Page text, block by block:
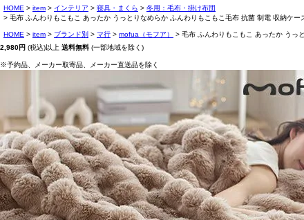
HOME item インテリア 寝具・まくら
冬用：毛布・掛け布団
毛布 ふんわりもこもこ あったか うっとりなめらか ふんわりもこもこ毛布 抗菌 制電 収納ケ
HOME item ブランド別 マ行 mofua（モフア）
毛布 ふんわりもこもこ あったか うっ
2,980円 (税込)以上 送料無料 (一部地域を除く)
※予約品、メーカー取寄品、メーカー直送品を除く